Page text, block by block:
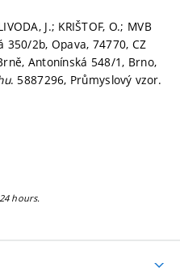
J.; KRIŠTOF, O.; MVB
350/2b, Opava, 74770, CZ
Antonínská 548/1, Brno,
. 5887296, Průmyslový vzor.
hours.